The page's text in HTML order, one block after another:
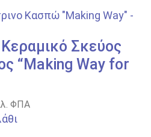
Σκεύος
“Making Way for
ΦΠΑ